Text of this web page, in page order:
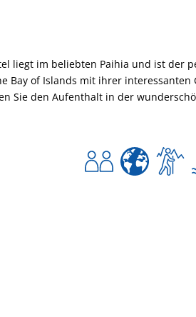
liegt im beliebten Paihia und ist der
Bay of Islands mit ihrer interessanten
Sie den Aufenthalt in der